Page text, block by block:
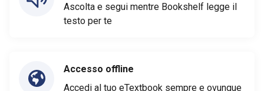
Ascolta e segui mentre Bookshelf legge il
testo per te
Accesso offline
Accedi al tuo eTextbook sempre e ovunque